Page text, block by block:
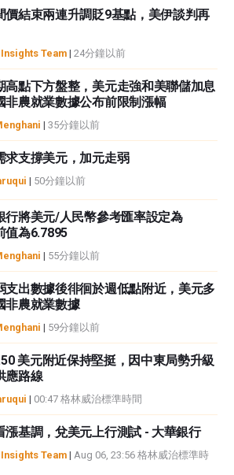
化的建議。作者對該資訊的準確性、完整性或適用
和作者將不承擔任何錯誤，遺漏或任何損失，傷害
或使用引起的。錯誤和遺漏除外。本文作者和
問，本文內容無意提供任何投資建議。
價結束兩連升調貶9基點，美伊談判再
Team | 24分鐘以前
高點下方盤整，美元走強和美聯儲加息
非農就業數據公布前限制漲幅
| 35分鐘以前
求支撐美元，加元走弱
| 50分鐘以前
行將美元/人民幣參考匯率設定為
值為6.7895
| 55分鐘以前
支出數據後徘徊於週低點附近，美元多
非農就業數據
| 59分鐘以前
美元附近保持堅挺，因中東局勢升級
應路線
| 00:47 格林威治標準時間
漲基調，兌美元上行測試 - 大華銀行
Team | Aug 06, 23:56 格林威治標準時